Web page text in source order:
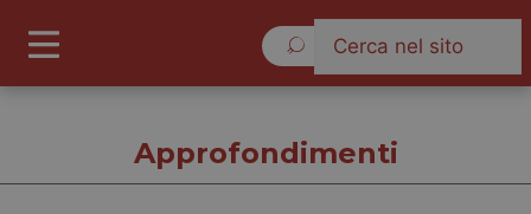
Approfondimenti